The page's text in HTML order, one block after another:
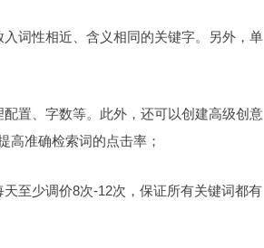
词性相近、含义相同的关键字。另外，单
置、字数等。此外，还可以创建高级创意
高准确检索词的点击率；
至少调价8次-12次，保证所有关键词都有